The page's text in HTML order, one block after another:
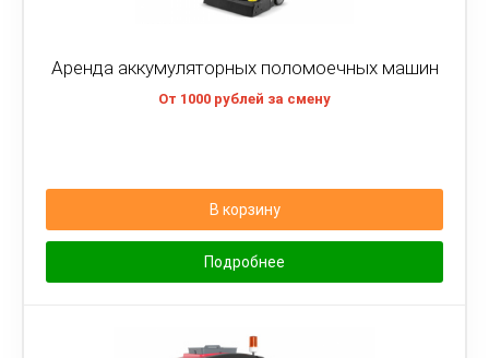
Аренда аккумуляторных поломоечных машин
От 1000 рублей за смену
В корзину
Подробнее